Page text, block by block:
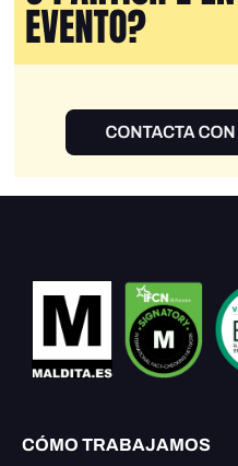
CÓMO TRABAJAMOS